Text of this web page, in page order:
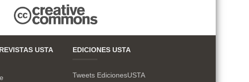
USTA EDICIONES USTA
Tweets EdicionesUSTA